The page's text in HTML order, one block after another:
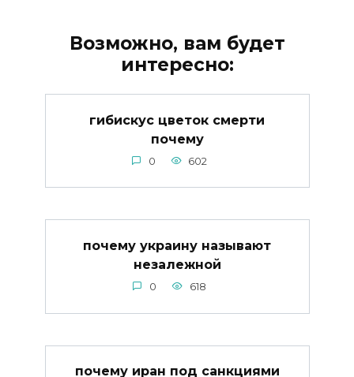
Возможно, вам будет
интересно:
гибискус цветок смерти
почему
0 602
почему украину называют
незалежной
0 618
почему иран под санкциями